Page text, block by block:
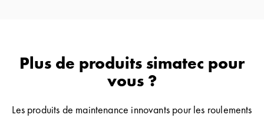
Plus de produits simatec pour
vous ?
Les produits de maintenance innovants pour les roulements